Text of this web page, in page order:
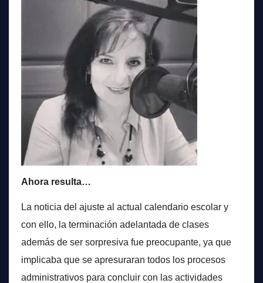
Ahora resulta…
La noticia del ajuste al actual calendario escolar y
con ello, la terminación adelantada de clases
además de ser sorpresiva fue preocupante, ya que
implicaba que se apresuraran todos los procesos
administrativos para concluir con las actividades